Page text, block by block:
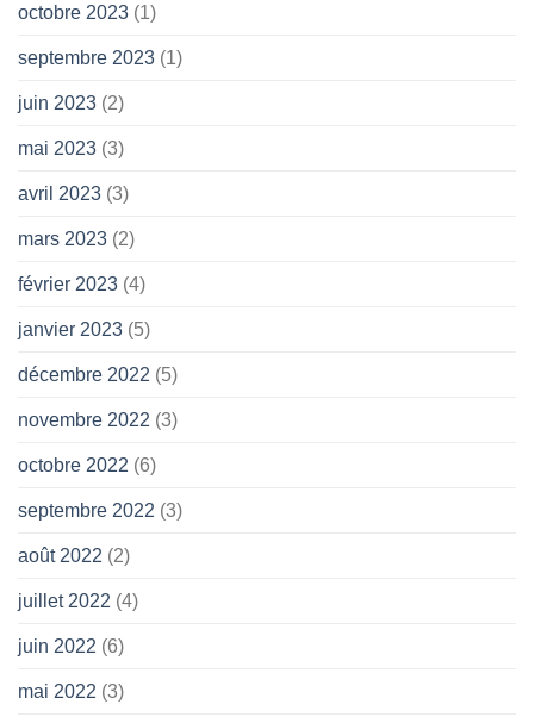
octobre 2023 (1)
septembre 2023 (1)
juin 2023 (2)
mai 2023 (3)
avril 2023 (3)
mars 2023 (2)
février 2023 (4)
janvier 2023 (5)
décembre 2022 (5)
novembre 2022 (3)
octobre 2022 (6)
septembre 2022 (3)
août 2022 (2)
juillet 2022 (4)
juin 2022 (6)
mai 2022 (3)